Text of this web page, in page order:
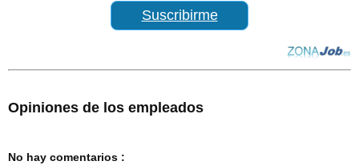
Suscribirme
Opiniones de los empleados
No hay comentarios :